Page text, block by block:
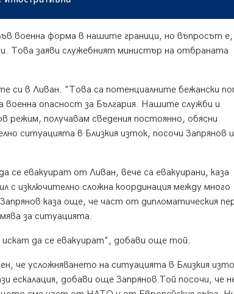
военна форма в нашите граници, но въпросът е,
Това заяви служебният министър на отбраната
си в Ливан. "Това са потенциалните бежански
опасност за България. Нашите служби и
режим, получавам сведения постоянно, обясни
ситуацията в Близкия изток, посочи Запрянов и
се евакуират от Ливан, вече са евакуирани, каза
с изключително сложна координация между много
каза още, че част от дипломатическия
за ситуацията.
да се евакуират", добави още той.
че усложняването на ситуацията в Близкия
ескалация, добави още Запрянов.Той посочи, че